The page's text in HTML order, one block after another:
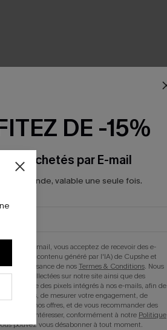
DE -15%
2 Achetés par E-mail
commande, valable une seule fois.
adresse e-mail, vous acceptez de recevoir des e-
du contenu généré par l'IA) de Cupshe et
connaissance de nosTermes & Conditions. Nous
collectées sur notre site ainsi que des
telles que des pixels intégrés à nos e-mails, afin de
été ouverts, de mesurer votre engagement, de
et nos offres, et de vous recommander des
de vous intéresser, conformément à notre Politique
pouvez vous désabonner à tout moment.